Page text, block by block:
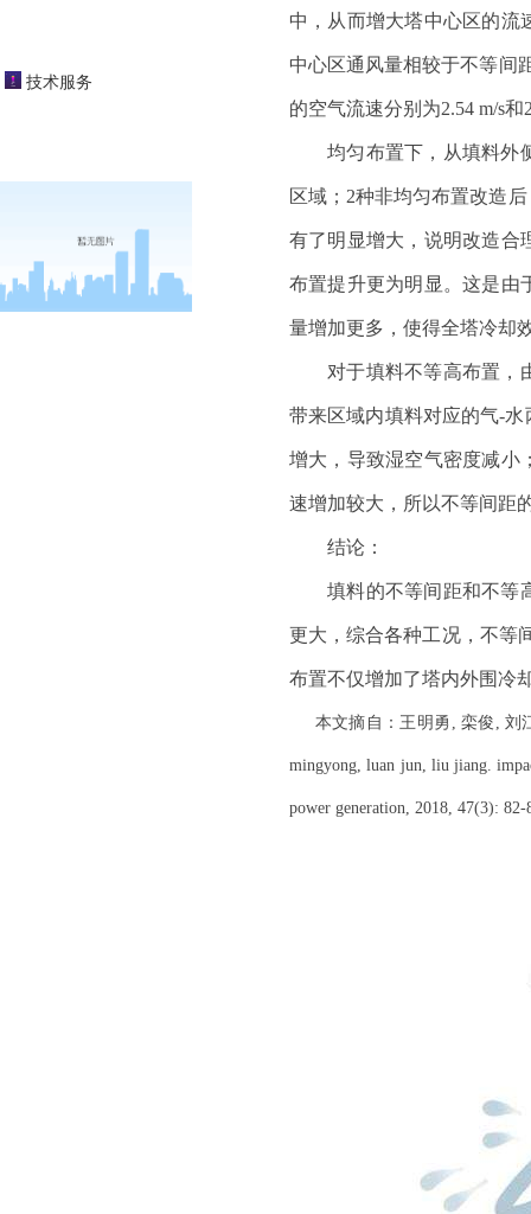
技术服务
中，从而增大塔中心区的流
中心区通风量相较于不等间
的空气流速分别为2.54 m/s
均匀布置下，从填料外
区域； 2种非均匀布置改造
有了明显增大，说明改造合
布置提升更为明显。这是由
量增加更多，使得全塔冷却
对于填料不等高布置，
带来区域内填料对应的气-水
增大，导致湿空气密度减小
速增加较大，所以不等间距
结论：
填料的不等间距和不等
更大，综合各种工况，不等
布置不仅增加了塔内外围冷
本文摘自： 王明勇 , 栾俊, 刘
mingyong, luan jun, liu jiang.
power generation, 2018, 47(3): 82-